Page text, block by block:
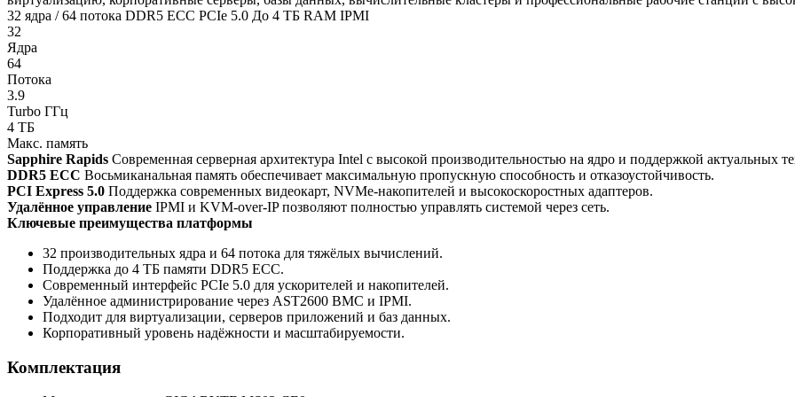
32 ядра / 64 потока DDR5 ECC PCIe 5.0 До 4 ТБ RAM IPMI
32
Ядра
64
Потока
3.9
Turbo ГГц
4 ТБ
Макс. память
Sapphire Rapids Современная серверная архитектура Intel с высокой производительностью на ядро и поддержкой актуальных
DDR5 ECC Восьмиканальная память обеспечивает максимальную пропускную способность и отказоустойчивость.
PCI Express 5.0 Поддержка современных видеокарт, NVMe-накопителей и высокоскоростных адаптеров.
Удалённое управление IPMI и KVM-over-IP позволяют полностью управлять системой через сеть.
Ключевые преимущества платформы
32 производительных ядра и 64 потока для тяжёлых вычислений.
Поддержка до 4 ТБ памяти DDR5 ECC.
Современный интерфейс PCIe 5.0 для ускорителей и накопителей.
Удалённое администрирование через AST2600 BMC и IPMI.
Подходит для виртуализации, серверов приложений и баз данных.
Корпоративный уровень надёжности и масштабируемости.
Комплектация